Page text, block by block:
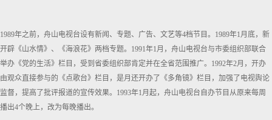
1989年之前，舟山电视台设有新闻、专题、广告、文艺等4档节目。1989年1月底，新
开辟《山水情》、《海浪花》两档专题。1991年1月，舟山电视台与市委组织部联合
举办《党的生活》栏目，受到省委组织部肯定并在全省范围推广。1992年2月，开办
由观众直接参与的《点歌台》栏目，是月还开办了《多角镜》栏目，加强了电视舆论
监督，提高了批评报道的宣传效果。1993年1月起，舟山电视台自办节目从原来每周
播出4个晚上，改为每晚播出。